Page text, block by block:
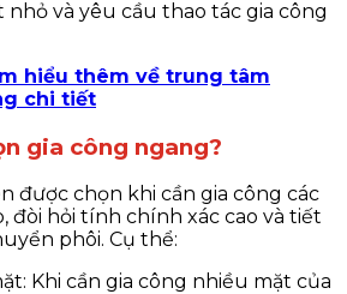
nhỏ và yêu cầu thao tác gia công
hiểu thêm về trung tâm
chi tiết
gia công ngang?
được chọn khi cần gia công các
đòi hỏi tính chính xác cao và tiết
phôi. Cụ thể:
Khi cần gia công nhiều mặt của